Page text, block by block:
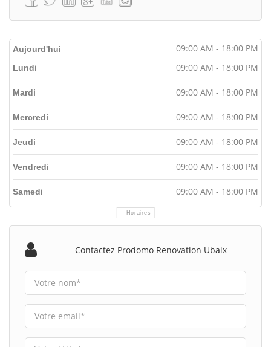
Aujourd'hui 09:00 AM - 18:00 PM
Horaires
Lundi 09:00 AM - 18:00 PM
Mardi 09:00 AM - 18:00 PM
Mercredi 09:00 AM - 18:00 PM
Jeudi 09:00 AM - 18:00 PM
Vendredi 09:00 AM - 18:00 PM
Samedi 09:00 AM - 18:00 PM
Contactez Prodomo Renovation Ubaix